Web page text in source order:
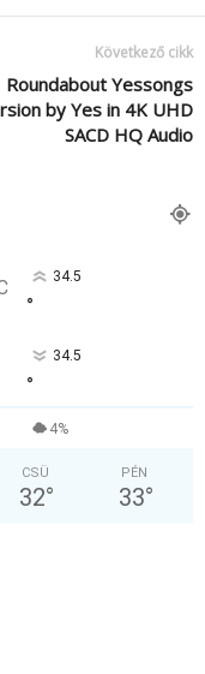
Következő cikk
Roundabout Yessongs
by Yes in 4K UHD
SACD HQ Audio
34.5
°
34.5
°
4%
CSÜ
32°
PÉN
33°